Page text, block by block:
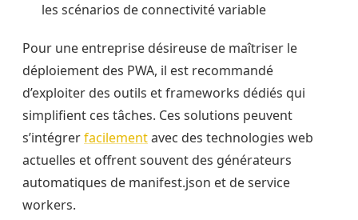
les scénarios de connectivité variable
Pour une entreprise désireuse de maîtriser le
déploiement des PWA, il est recommandé
d’exploiter des outils et frameworks dédiés qui
simplifient ces tâches. Ces solutions peuvent
s’intégrerfacilementavec des technologies web
actuelles et offrent souvent des générateurs
automatiques de manifest.json et de service
workers.